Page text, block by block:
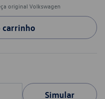
original Volkswagen
carrinho
Simular